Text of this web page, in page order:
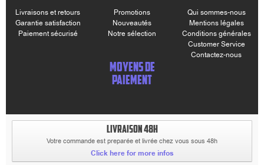
Livraisons et retours
Garantie satisfaction
Paiement sécurisé
Promotions
Nouveautés
Notre sélection
Qui sommes-nous
Mentions légales
Conditions générales
Customer Service
Contactez-nous
MOYENS DE
PAIEMENT
LIVRAISON 48H
Votre commande est preparée et livrée chez vous sous 48h
Click here for more infos